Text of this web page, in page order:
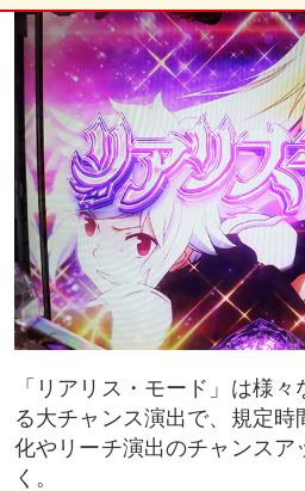
カットイン
魔導書ストック
魔導書ストック数
告知アイテム
演出法則
「リアリス・モード」は様
る大チャンス演出で、規定時
化やリーチ演出のチャンスア
く。